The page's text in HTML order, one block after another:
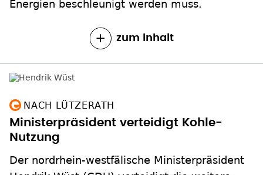
Energien beschleunigt werden muss.
zum Inhalt
NACH LÜTZERATH
Ministerpräsident verteidigt Kohle-
Nutzung
Der nordrhein-westfälische Ministerpräsident
Verstromung von Kohle in Deutschland.